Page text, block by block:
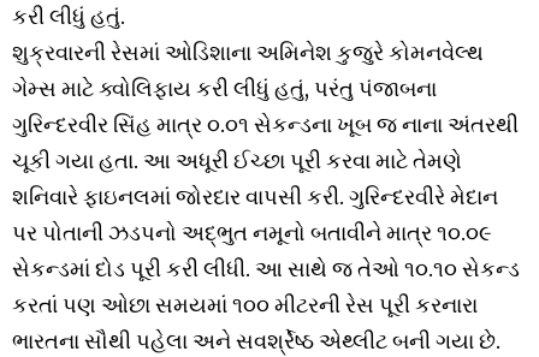
કરી લીધું હતું.
શુક્રવારની રેસમાં ઓડિશાના અમિનેશ કુજુરે કોમનવેલ્થ
ગેમ્સ માટે ક્વોલિફાય કરી લીધું હતું, પરંતુ પંજાબના
ગુરિન્દરવીર સિંહ માત્ર ૦.૦૧ સેકન્ડના ખૂબ જ નાના અંતરથી
ચૂકી ગયા હતા. આ અધૂરી ઈચ્છા પૂરી કરવા માટે તેમણે
શનિવારે ફાઇનલમાં જોરદાર વાપસી કરી. ગુરિન્દરવીરે મેદાન
પર પોતાની ઝડપનો અદ્ભુત નમૂનો બતાવીને માત્ર ૧૦.૦૯
સેકન્ડમાં દોડ પૂરી કરી લીધી. આ સાથે જ તેઓ ૧૦.૧૦ સેકન્ડ
કરતાં પણ ઓછા સમયમાં ૧૦૦ મીટરની રેસ પૂરી કરનારા
ભારતના સૌથી પહેલા અને સવર્શ્રેષ્ઠ એથ્લીટ બની ગયા છે.